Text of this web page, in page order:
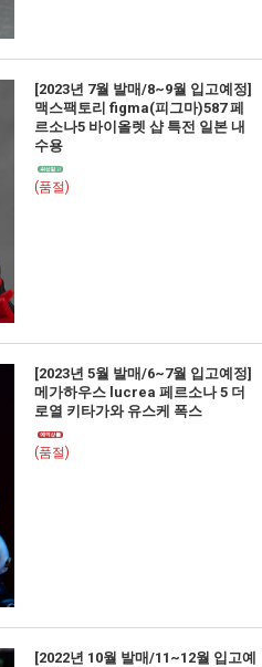
[2023년 7월 발매/8~9월 입고예정]
맥스팩토리 figma(피그마)587 페
르소나5 바이올렛 샵 특전 일본 내
수용
(품절)
[2023년 5월 발매/6~7월 입고예정]
메가하우스 lucrea 페르소나 5 더
로열 키타가와 유스케 폭스
(품절)
[2022년 10월 발매/11~12월 입고예